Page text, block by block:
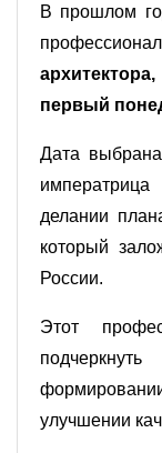
В прошлом
архитектора,
первый
Дата
императрица
делании
который
России.
Этот
улучшении